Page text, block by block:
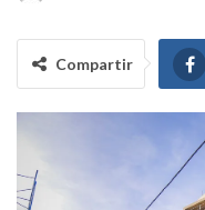
Compartir